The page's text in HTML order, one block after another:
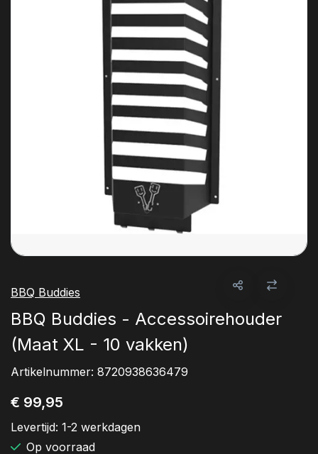
BBQ Buddies
BBQ Buddies - Accessoirehouder
(Maat XL - 10 vakken)
Artikelnummer: 8720938636479
€ 99,95
Levertijd: 1-2 werkdagen
Op voorraad